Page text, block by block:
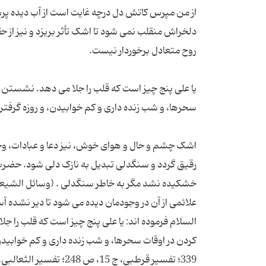
از من مپرس کاتش دل درچه غایت است از آب
دلخراش منقلب نمی شود تا اشک تأثر بریزد و نیز
یا علی پنج چیز است که قلب را جلا می دهد.
اشک چشم و حال و هوای خوش، نیز دعا و عبادات،
رقیق گردد و سنگدلی تبدیل به نازک دلی شود.
علائمی از آن در وجودمان دیده می شود تا دیر نشده
السلام فرموده اند: یا علی پنج چیز است که قلب